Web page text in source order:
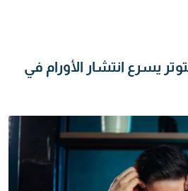
يسرع انتشار الأورام في